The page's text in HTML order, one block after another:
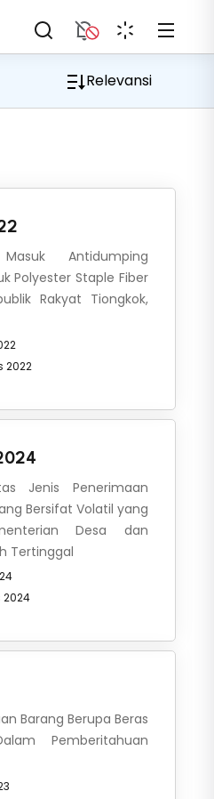
Relevansi
Antidumping
Polyester Staple Fiber
Rakyat Tiongkok,
2022
Jenis Penerimaan
Bersifat Volatil yang
Desa dan
Tertinggal
2024
Barang Berupa Beras
Pemberitahuan